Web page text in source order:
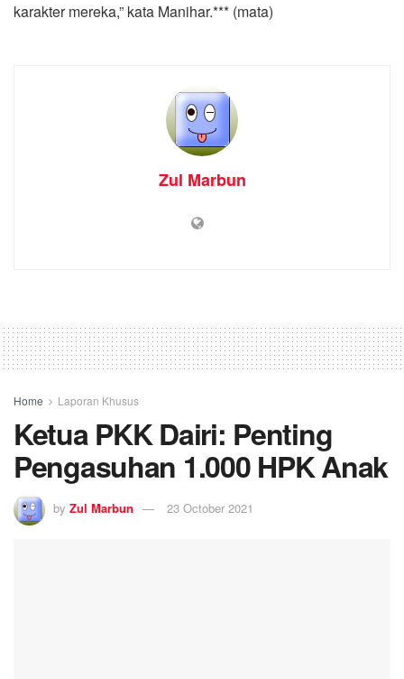
karakter mereka,” kata Manihar.*** (mata)
Zul Marbun
Home Laporan Khusus
Ketua PKK Dairi: Penting
Pengasuhan 1.000 HPK Anak
by Zul Marbun 23 October 2021